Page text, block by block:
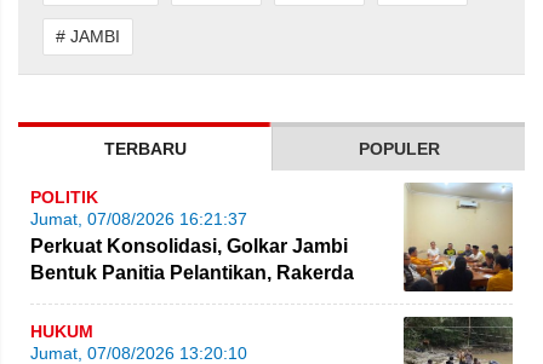
# JAMBI
TERBARU POPULER
POLITIK
Jumat, 07/08/2026 16:21:37
Perkuat Konsolidasi, Golkar Jambi
Bentuk Panitia Pelantikan, Rakerda
hingga Bimtek
HUKUM
Jumat, 07/08/2026 13:20:10